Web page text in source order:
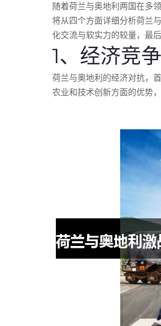
随着荷兰与奥地利两国在多
将从四个方面详细分析荷兰
化交流与软实力的较量，最
1、经济竞
荷兰与奥地利的经济对抗，
农业和技术创新方面的优势